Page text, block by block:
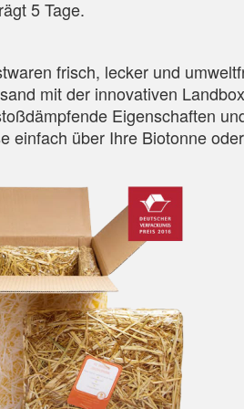
5 Tage.
frisch, lecker und
mit der innovativen
Eigenschaften
einfach über Ihre Biotonne